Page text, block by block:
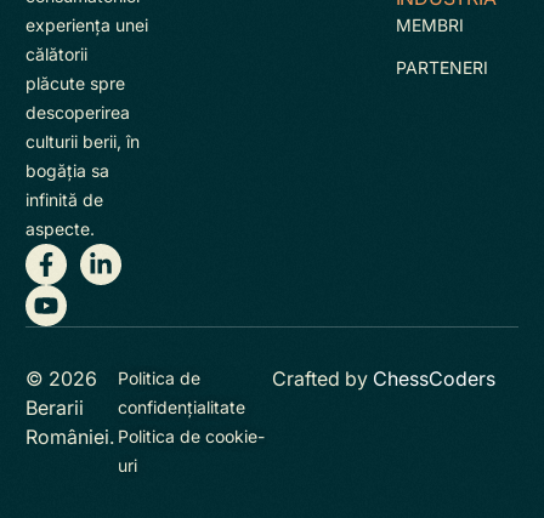
experienţa unei
călătorii
plăcute spre
descoperirea
culturii berii, în
bogăţia sa
infinită de
aspecte.
MEMBRI
PARTENERI
© 2026
Berarii
României.
Politica de
confidențialitate
Politica de cookie-
uri
Crafted by ChessCoders